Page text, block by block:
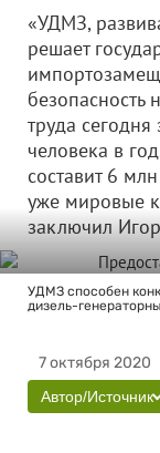
«УДМЗ,
решает
безопасность
труда сегодня
человека в
составит 6
уже мировые
заключил
УДМЗ способен
дизель-
7 октября 2020
Автор/Источник